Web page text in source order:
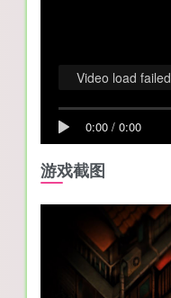
0:00 / 0:00
Video load failed
游戏截图